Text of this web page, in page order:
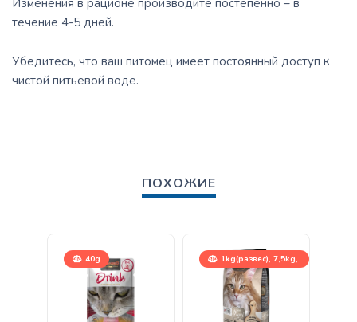
течение 4-5 дней.
Убедитесь, что ваш питомец имеет постоянный доступ к
чистой питьевой воде.
ПОХОЖИЕ
40g
1kg(развес), 7,5kg,
15kg